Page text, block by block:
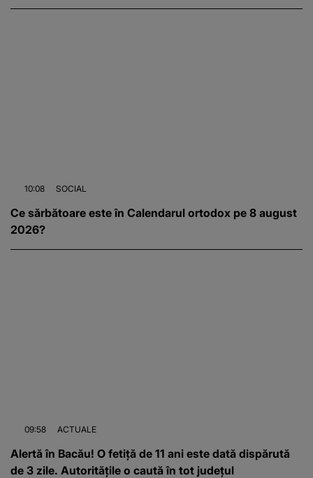
10:08 SOCIAL
Ce sărbătoare este în Calendarul ortodox pe 8 august
2026?
09:58 ACTUALE
Alertă în Bacău! O fetiță de 11 ani este dată dispărută
de 3 zile. Autoritățile o caută în tot județul